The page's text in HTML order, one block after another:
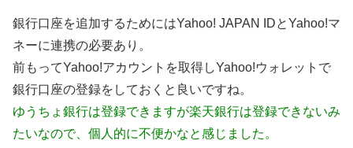
銀行口座を追加するためにはYahoo! JAPAN IDとYahoo!マ
ネーに連携の必要あり。
前もってYahoo!アカウントを取得しYahoo!ウォレットで
銀行口座の登録をしておくと良いですね。
ゆうちょ銀行は登録できますが楽天銀行は登録できないみ
たいなので、個人的に不便かなと感じました。